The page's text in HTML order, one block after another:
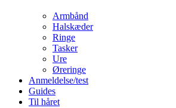
Armbånd
Halskæder
Ringe
Tasker
Ure
Øreringe
Anmeldelse/test
Guides
Til håret